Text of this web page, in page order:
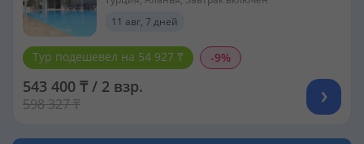
11 авг, 7 дней
Тур подешевел на 54 927 ₸ -9%
543 400 ₸ / 2 взр.
598 327 ₸